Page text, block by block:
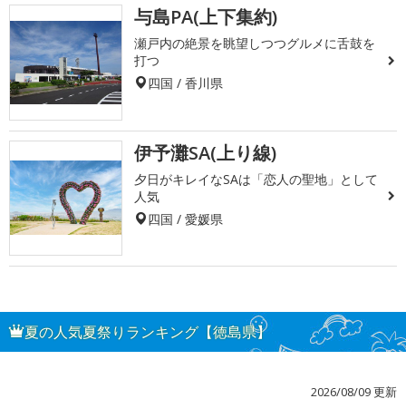
与島PA(上下集約)
瀬戸内の絶景を眺望しつつグルメに舌鼓を
打つ
四国 / 香川県
伊予灘SA(上り線)
夕日がキレイなSAは「恋人の聖地」として
人気
四国 / 愛媛県
夏の人気夏祭りランキング【徳島県】
2026/08/09 更新